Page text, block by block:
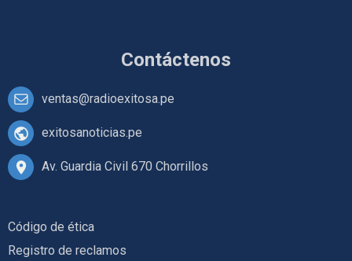
Contáctenos
ventas@radioexitosa.pe
exitosanoticias.pe
Av. Guardia Civil 670 Chorrillos
Código de ética
Registro de reclamos